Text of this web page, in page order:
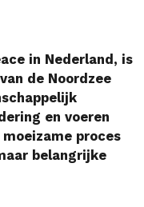
in Nederland, is
de Noordzee
en voeren
proces
belangrijke